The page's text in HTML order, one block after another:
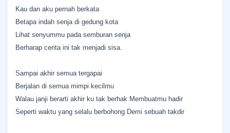
Kau dan aku pernah berkata
Betapa indah senja di gedung kota
Lihat senyummu pada semburan senja
Berharap cerita ini tak menjadi sisa.
Sampai akhir semua tergapai
Berjalan di semua mimpi kecilmu
Walau janji berarti akhir ku tak berhak Membuatmu hadir
Seperti waktu yang selalu berbohong Demi sebuah takdir